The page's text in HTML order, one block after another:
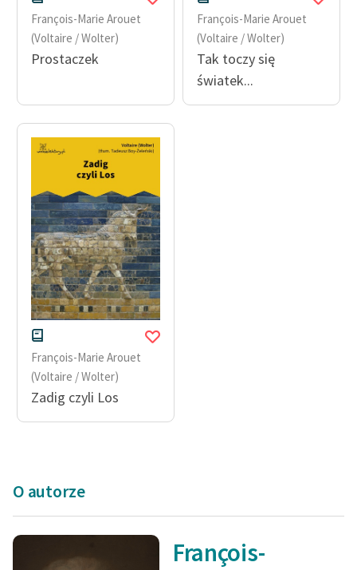
François-Marie Arouet
(Voltaire / Wolter)
Prostaczek
François-Marie Arouet
(Voltaire / Wolter)
Tak toczy się
światek...
François-Marie Arouet
(Voltaire / Wolter)
Zadig czyli Los
O autorze
François-